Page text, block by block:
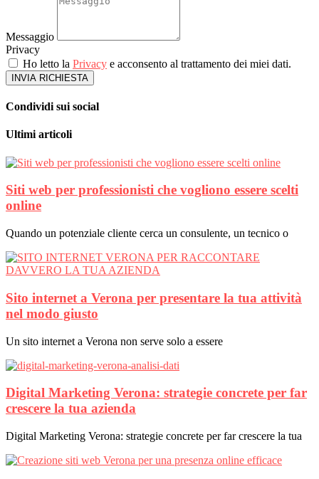
Messaggio
Privacy
Ho letto la Privacy e acconsento al trattamento dei miei dati.
INVIA RICHIESTA
Condividi sui social
Ultimi articoli
Siti web per professionisti che vogliono essere scelti
online
Quando un potenziale cliente cerca un consulente, un tecnico o
Sito internet a Verona per presentare la tua attività
nel modo giusto
Un sito internet a Verona non serve solo a essere
Digital Marketing Verona: strategie concrete per far
crescere la tua azienda
Digital Marketing Verona: strategie concrete per far crescere la tua